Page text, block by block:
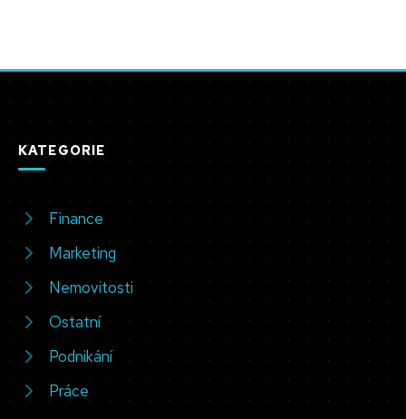
KATEGORIE
Finance
Marketing
Nemovitosti
Ostatní
Podnikání
Práce